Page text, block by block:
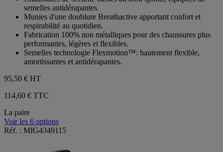
semelles antidérapantes.
Munies d'une doublure Breathactive apportant confort et
respirabilité au quotidien.
Fabrication 100% non métalliques pour des chaussures plus
performantes, légères et flexibles.
Semelles technologie Flexmotion™: hautement flexible,
amortissantes et antidérapantes.
95,50 € HT
114,60 € TTC
La paire
Voir les 6 options
Réf. : MIG4349115